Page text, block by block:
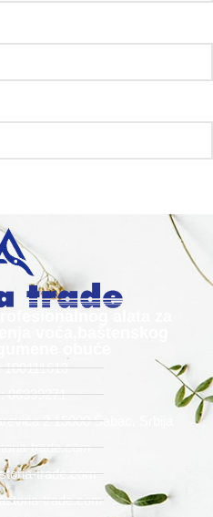
100111613
06339271
2 15000 Šabac, Srbija
trade.com
trade.com
trade.com